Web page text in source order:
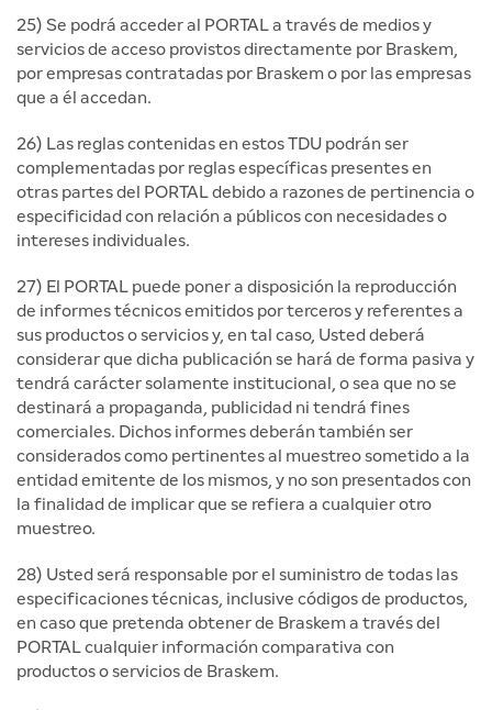
25) Se podrá acceder al PORTAL a través de medios y
servicios de acceso provistos directamente por Braskem,
por empresas contratadas por Braskem o por las empresas
que a él accedan.
26) Las reglas contenidas en estos TDU podrán ser
complementadas por reglas específicas presentes en
otras partes del PORTAL debido a razones de pertinencia o
especificidad con relación a públicos con necesidades o
intereses individuales.
27) El PORTAL puede poner a disposición la reproducción
de informes técnicos emitidos por terceros y referentes a
sus productos o servicios y, en tal caso, Usted deberá
considerar que dicha publicación se hará de forma pasiva y
tendrá carácter solamente institucional, o sea que no se
destinará a propaganda, publicidad ni tendrá fines
comerciales. Dichos informes deberán también ser
considerados como pertinentes al muestreo sometido a la
entidad emitente de los mismos, y no son presentados con
la finalidad de implicar que se refiera a cualquier otro
muestreo.
28) Usted será responsable por el suministro de todas las
especificaciones técnicas, inclusive códigos de productos,
en caso que pretenda obtener de Braskem a través del
PORTAL cualquier información comparativa con
productos o servicios de Braskem.